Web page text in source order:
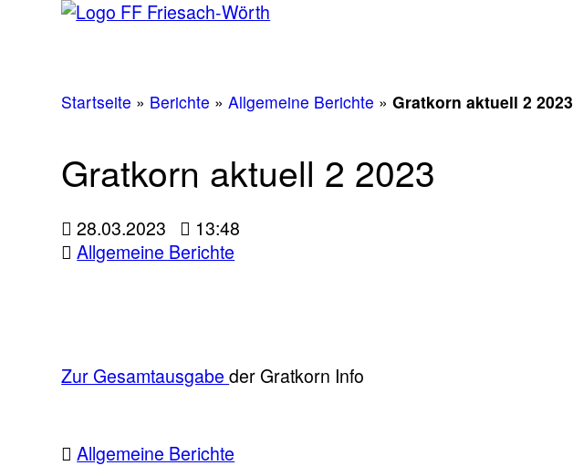
Startseite » Berichte »Allgemeine Berichte »Gratkorn aktuell 2 2023
Gratkorn aktuell 2 2023
28.03.2023
13:48
Allgemeine Berichte
Zur Gesamtausgabeder Gratkorn Info
Allgemeine Berichte